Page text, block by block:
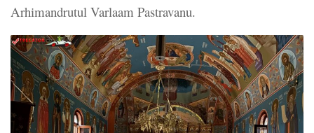
Arhimandrutul Varlaam Pastravanu.